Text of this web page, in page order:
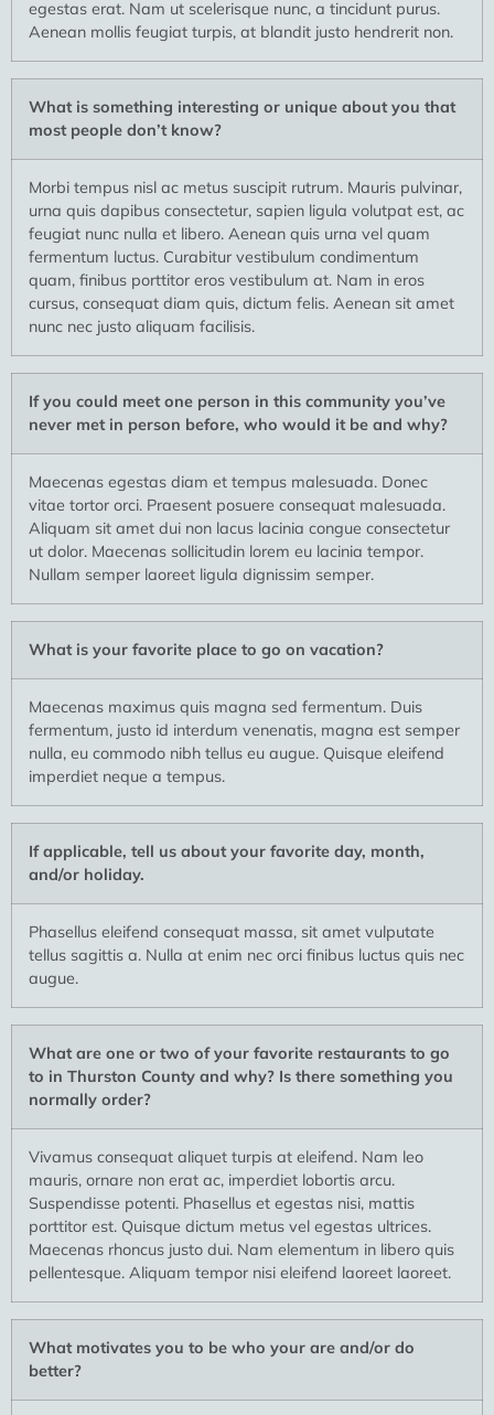
egestas erat. Nam ut scelerisque nunc, a tincidunt purus.
Aenean mollis feugiat turpis, at blandit justo hendrerit non.
What is something interesting or unique about you that
most people don’t know?
Morbi tempus nisl ac metus suscipit rutrum. Mauris pulvinar,
urna quis dapibus consectetur, sapien ligula volutpat est, ac
feugiat nunc nulla et libero. Aenean quis urna vel quam
fermentum luctus. Curabitur vestibulum condimentum
quam, finibus porttitor eros vestibulum at. Nam in eros
cursus, consequat diam quis, dictum felis. Aenean sit amet
nunc nec justo aliquam facilisis.
If you could meet one person in this community you’ve
never met in person before, who would it be and why?
Maecenas egestas diam et tempus malesuada. Donec
vitae tortor orci. Praesent posuere consequat malesuada.
Aliquam sit amet dui non lacus lacinia congue consectetur
ut dolor. Maecenas sollicitudin lorem eu lacinia tempor.
Nullam semper laoreet ligula dignissim semper.
What is your favorite place to go on vacation?
Maecenas maximus quis magna sed fermentum. Duis
fermentum, justo id interdum venenatis, magna est semper
nulla, eu commodo nibh tellus eu augue. Quisque eleifend
imperdiet neque a tempus.
If applicable, tell us about your favorite day, month,
and/or holiday.
Phasellus eleifend consequat massa, sit amet vulputate
tellus sagittis a. Nulla at enim nec orci finibus luctus quis nec
augue.
What are one or two of your favorite restaurants to go
to in Thurston County and why? Is there something you
normally order?
Vivamus consequat aliquet turpis at eleifend. Nam leo
mauris, ornare non erat ac, imperdiet lobortis arcu.
Suspendisse potenti. Phasellus et egestas nisi, mattis
porttitor est. Quisque dictum metus vel egestas ultrices.
Maecenas rhoncus justo dui. Nam elementum in libero quis
pellentesque. Aliquam tempor nisi eleifend laoreet laoreet.
What motivates you to be who your are and/or do
better?